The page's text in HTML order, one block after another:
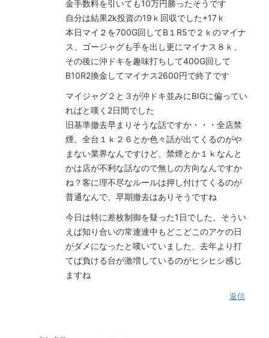
金手数料を引いても10万円勝ったそうです
自分は結果2k投資の19ｋ回収でした+17ｋ
本日マイ２を700G回してB１R5で２ｋのマイナ
ス、ゴージャグも手を出し更にマイナス８ｋ、
その後に沖ドキを趣味打ちして400G回して
B10R2換金してマイナス2600円で終了です
マイジャグ２と３が沖ドキ並みにBIGに偏ってい
ればと嘆く2日間でした
旧基準撤去早まりそうな話ですか・・・全店禁
煙、全台１ｋ２６とか色々話が出てくるのがや
まない業界なんですけど、禁煙とか１ｋなんと
かは店が不利な話なので無しの方向なんですか
ね？客に理不尽なルールは押し付けてくるのが
普通なんで、早期撤去はありそうですね
今日は特に差枚制御を疑った1日でした、そうい
えば知り合いの常連連中もどこどこのアケの日
がダメになったと嘆いていました、去年より打
てば負ける台が激増しているのがヒシヒシ感じ
ますね
返信